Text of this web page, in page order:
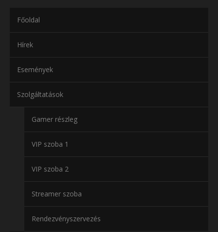
Főoldal
Hírek
Események
Szolgáltatások
Gamer részleg
VIP szoba 1
VIP szoba 2
Streamer szoba
Rendezvényszervezés